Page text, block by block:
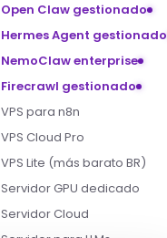
Open Claw gestionado
Hermes Agent gestionado
NemoClaw enterprise
Firecrawl gestionado
VPS para n8n
VPS Cloud Pro
VPS Lite (más barato BR)
Servidor GPU dedicado
Servidor Cloud